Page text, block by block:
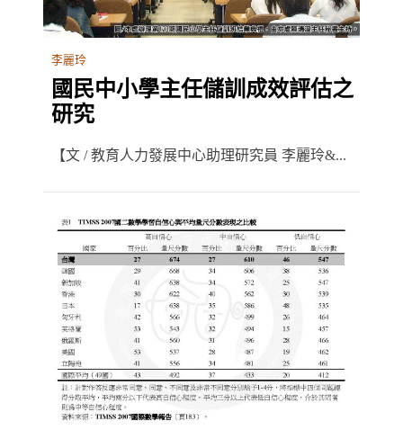
李麗玲
國民中小學主任儲訓成效評估之
研究
【文 / 教育人力發展中心助理研究員 李麗玲&...